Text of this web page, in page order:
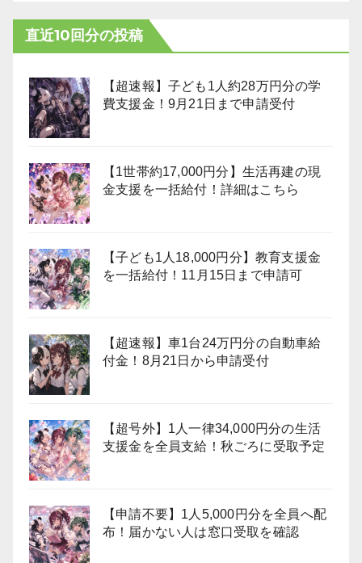
直近10回分の投稿
【超速報】子ども1人約28万円分の学
費支援金！9月21日まで申請受付
【1世帯約17,000円分】生活再建の現
金支援を一括給付！詳細はこちら
【子ども1人18,000円分】教育支援金
を一括給付！11月15日まで申請可
【超速報】車1台24万円分の自動車給
付金！8月21日から申請受付
【超号外】1人一律34,000円分の生活
支援金を全員支給！秋ごろに受取予定
【申請不要】1人5,000円分を全員へ配
布！届かない人は窓口受取を確認